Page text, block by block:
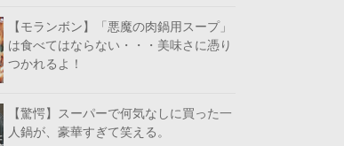
【モランボン】「悪魔の肉鍋用スープ」
は食べてはならない・・・美味さに憑り
つかれるよ！
【驚愕】スーパーで何気なしに買った一
人鍋が、豪華すぎて笑える。